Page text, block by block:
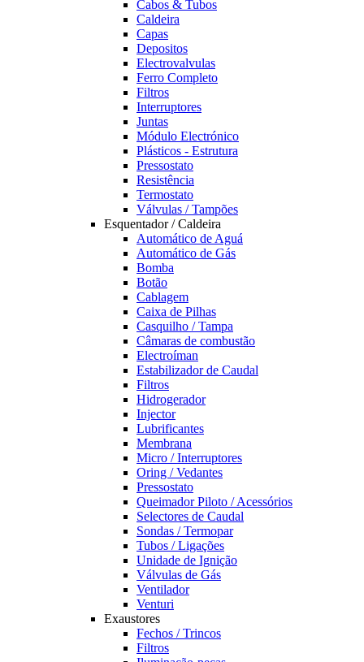
Cabos & Tubos
Caldeira
Capas
Depositos
Electrovalvulas
Ferro Completo
Filtros
Interruptores
Juntas
Módulo Electrónico
Plásticos - Estrutura
Pressostato
Resistência
Termostato
Válvulas / Tampões
Esquentador / Caldeira
Automático de Aguá
Automático de Gás
Bomba
Botão
Cablagem
Caixa de Pilhas
Casquilho / Tampa
Câmaras de combustão
Electroíman
Estabilizador de Caudal
Filtros
Hidrogerador
Injector
Lubrificantes
Membrana
Micro / Interruptores
Oring / Vedantes
Pressostato
Queimador Piloto / Acessórios
Selectores de Caudal
Sondas / Termopar
Tubos / Ligações
Unidade de Ignição
Válvulas de Gás
Ventilador
Venturi
Exaustores
Fechos / Trincos
Filtros